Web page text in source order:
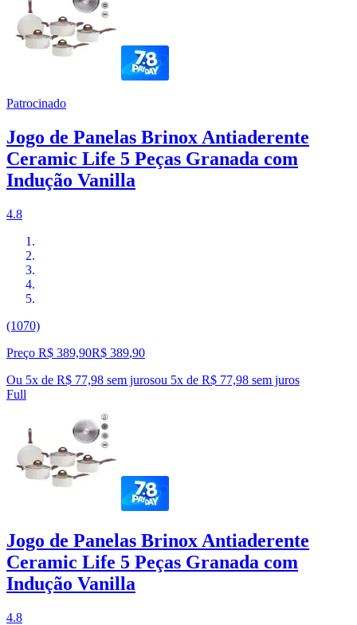
Patrocinado
Jogo de Panelas Brinox Antiaderente
Ceramic Life 5 Peças Granada com
Indução Vanilla
4.8
(1070)
Preço R$ 389,90R$ 389,90
Ou 5x de R$ 77,98 sem jurosou 5x de R$ 77,98 sem juros
Full
Jogo de Panelas Brinox Antiaderente
Ceramic Life 5 Peças Granada com
Indução Vanilla
4.8